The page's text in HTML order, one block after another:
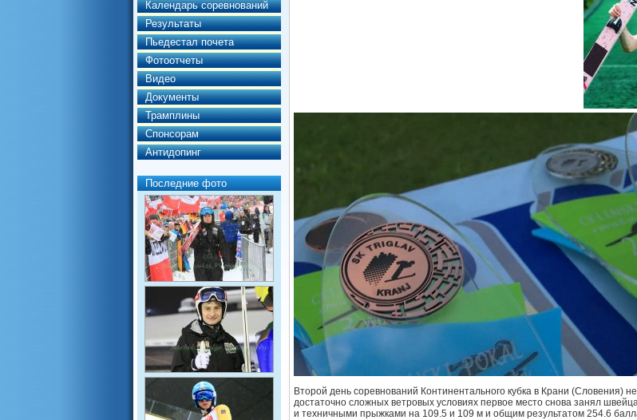
Календарь соревнований
Результаты
Пьедестал почета
Фотоотчеты
Видео
Документы
Трамплины
Спонсорам
Антидопинг
Последние фото
Второй день соревнований Континентального кубка в Крани (Словения)
достаточно сложных ветровых условиях первое место снова занял
и техничными прыжками на 109.5 и 109 м и общим результатом 254.6